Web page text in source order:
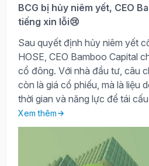
BCG bị hủy niêm yết, CEO
tiếng xin lỗi😢
Sau quyết định hủy niêm yết
HOSE, CEO Bamboo Capital
cổ đông. Với nhà đầu tư, câu
còn là giá cổ phiếu, mà là liệu
thời gian và năng lực để tái
Xem thêm